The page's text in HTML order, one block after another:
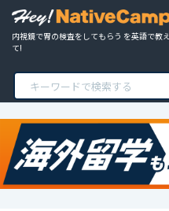
内視鏡で胃の検査をしてもらう を英語で教え
て!